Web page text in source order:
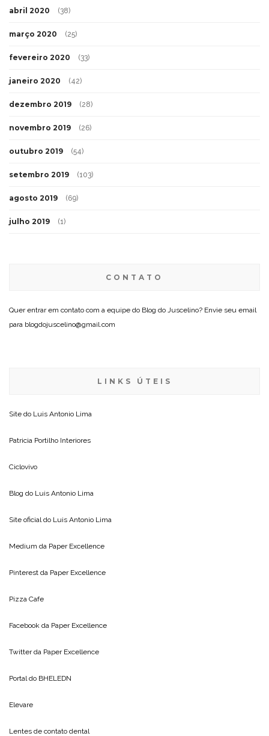
abril 2020 (38)
março 2020 (25)
fevereiro 2020 (33)
janeiro 2020 (42)
dezembro 2019 (28)
novembro 2019 (26)
outubro 2019 (54)
setembro 2019 (103)
agosto 2019 (69)
julho 2019 (1)
CONTATO
Quer entrar em contato com a equipe do Blog do Juscelino? Envie seu email
para blogdojuscelino@gmail.com
LINKS ÚTEIS
Site do Luis Antonio Lima
Patricia Portilho Interiores
Ciclovivo
Blog do Luis Antonio Lima
Site oficial do Luis Antonio Lima
Medium da Paper Excellence
Pinterest da Paper Excellence
Pizza Cafe
Facebook da Paper Excellence
Twitter da Paper Excellence
Portal do BHELEDN
Elevare
Lentes de contato dental